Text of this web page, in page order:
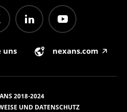
uns nexans.com 🡥
2018-2024
UND DATENSCHUTZ